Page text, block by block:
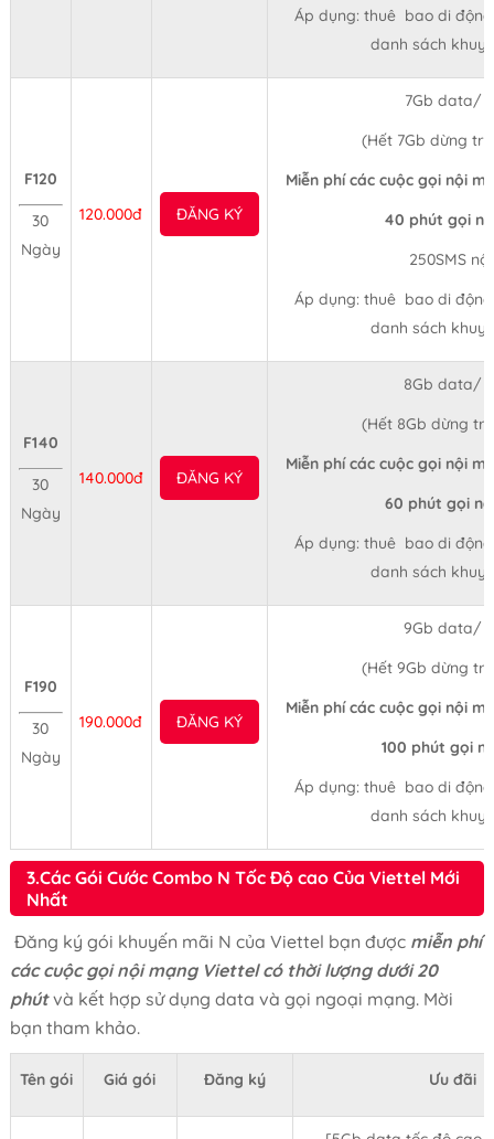
Áp dụng: thuê bao di
danh sách
F120
30
Ngày
120.000đ ĐĂNG KÝ
7Gb data/
(Hết 7Gb dừng
Miễn phí các cuộc gọi nội
40 phút gọi
250SMS
Áp dụng: thuê bao di
danh sách
F140
30
Ngày
140.000đ ĐĂNG KÝ
8Gb data/
(Hết 8Gb dừng
Miễn phí các cuộc gọi nội
60 phút gọi
Áp dụng: thuê bao di
danh sách
F190
30
Ngày
190.000đ ĐĂNG KÝ
9Gb data/
(Hết 9Gb dừng
Miễn phí các cuộc gọi nội
100 phút gọi
Áp dụng: thuê bao di
danh sách
3.Các Gói Cước Combo N Tốc Độ cao Của Viettel Mới
Nhất
Đăng ký gói khuyến mãi N của Viettel bạn được miễn phí
các cuộc gọi nội mạng Viettel có thời lượng dưới 20
phútvà kết hợp sử dụng data và gọi ngoại mạng. Mời
bạn tham khảo.
Tên gói Giá gói Đăng ký Ưu đãi